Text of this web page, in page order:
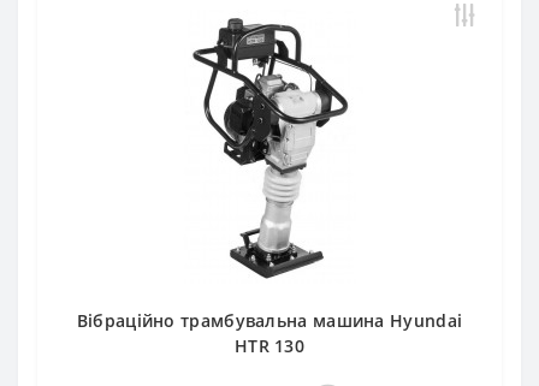
Вібраційно трамбувальна машина Hyundai
HTR 130